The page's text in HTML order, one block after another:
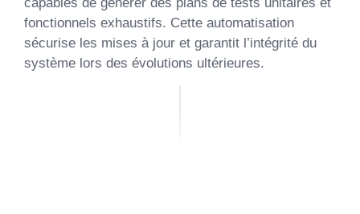
fonctionnels exhaustifs. Cette automatisation
sécurise les mises à jour et garantit l’intégrité du
système lors des évolutions ultérieures.